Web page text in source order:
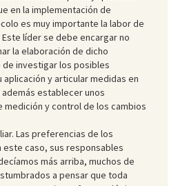
en la implementación de
es muy importante la labor de
líder se debe encargar no
la elaboración de dicho
investigar los posibles
aplicación y articular medidas en
establecer unos
medición y control de los cambios
Las preferencias de los
este caso, sus responsables
más arriba, muchos de
a pensar que toda